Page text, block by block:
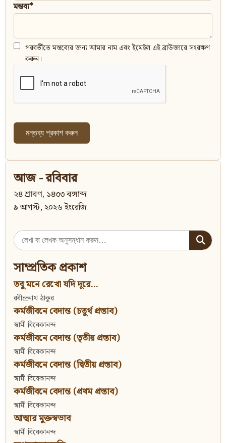
মন্তব্য*
পরবর্তীতে মন্তব্যের জন্য আমার নাম এবং ইমেইল এই ব্রাউজারে সংরক্ষণ
করুন।
আজ - রবিবার
২৪ শ্রাবণ, ১৪৩৩ বঙ্গাব্দ
৯ আগস্ট, ২০২৬ ইংরেজি
Search
for:
সাম্প্রতিক প্রকাশ
তবু মনে রেখো যদি দূরে...
রবীন্দ্রনাথ ঠাকুর
কর্মজীবনে বেদান্ত (চতুর্থ প্রস্তাব)
স্বামী বিবেকানন্দ
কর্মজীবনে বেদান্ত (তৃতীয় প্রস্তাব)
স্বামী বিবেকানন্দ
কর্মজীবনে বেদান্ত (দ্বিতীয় প্রস্তাব)
স্বামী বিবেকানন্দ
কর্মজীবনে বেদান্ত (প্রথম প্রস্তাব)
স্বামী বিবেকানন্দ
আত্মার মুক্তস্বভাব
স্বামী বিবেকানন্দ